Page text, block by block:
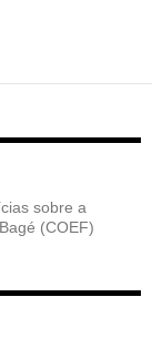
sobre a
(COEF)